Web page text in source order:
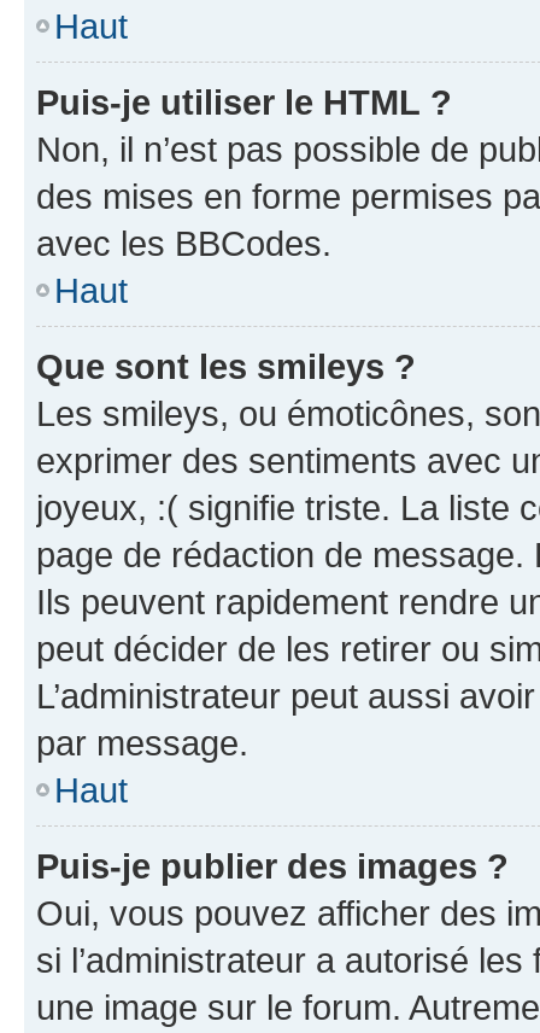
Haut
Puis-je utiliser le HTML ?
Non, il n’est pas possible de
des mises en forme permises
avec les BBCodes.
Haut
Que sont les smileys ?
Les smileys, ou émoticônes,
exprimer des sentiments avec
joyeux, :( signifie triste. La liste
page de rédaction de
Ils peuvent rapidement rendre
peut décider de les retirer ou
L’administrateur peut aussi
par message.
Haut
Puis-je publier des images ?
Oui, vous pouvez afficher des
si l’administrateur a autorisé
une image sur le forum.